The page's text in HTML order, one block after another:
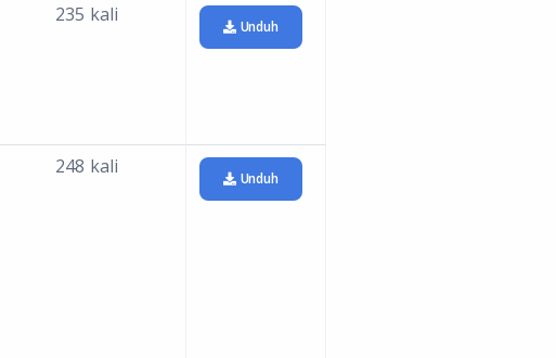
235 kali
Unduh
248 kali
Unduh